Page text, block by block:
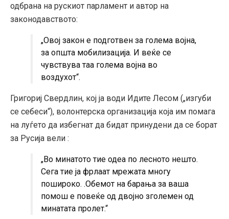
одбрана на рускиот парламент и автор на
законодавството:
„Овој закон е подготвен за голема војна,
за општа мобилизација. И веќе се
чувствува таа голема војна во
воздухот“.
Григориј Свердлин, кој ја води Идите Лесом („изгуби
се себеси“), волонтерска организација која им помага
на луѓето да избегнат да бидат принудени да се борат
за Русија вели :
„Во минатото тие одеа по лесното нешто.
Сега тие ја фрлаат мрежата многу
пошироко. .Обемот на барања за ваша
помош е повеќе од двојно зголемен од
минатата пролет.“